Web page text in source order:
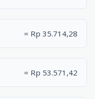
= Rp 35.714,28
= Rp 53.571,42